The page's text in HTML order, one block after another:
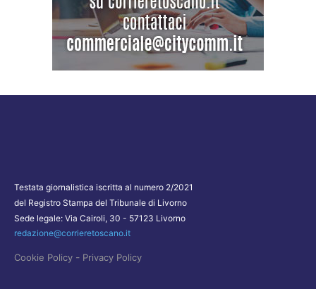
Testata giornalistica iscritta al numero 2/2021
del Registro Stampa del Tribunale di Livorno
Sede legale: Via Cairoli, 30 - 57123 Livorno
redazione@corrieretoscano.it
Cookie Policy - Privacy Policy